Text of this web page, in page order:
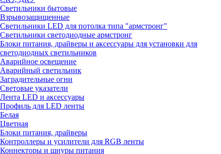
Светильники бытовые
Взрывозащищенные
Светильники LED для потолка типа "армстронг"
Светильники светодиодные армстронг
Блоки питания, драйверы и аксессуары для установки для
светодиодных светильников
Аварийное освещение
Аварийный светильник
Заградительные огни
Световые указатели
Лента LED и аксессуары
Профиль для LED ленты
Белая
Цветная
Блоки питания, драйверы
Контроллеры и усилители для RGB ленты
Коннекторы и шнуры питания